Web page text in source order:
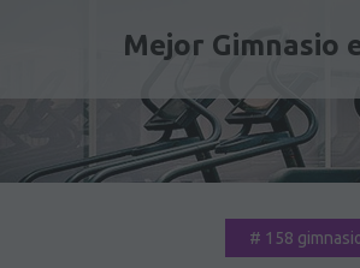
Mejor Gimnasio
# 158